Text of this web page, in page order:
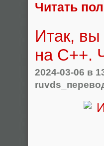
Читать
Итак, вы
на C++.
2024-03-06 в